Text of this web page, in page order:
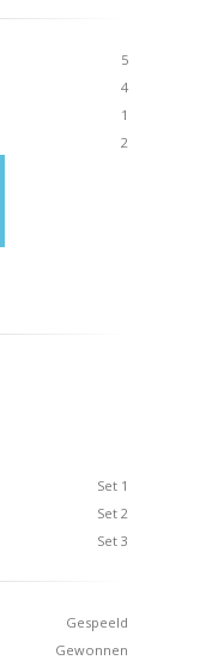
5
4
1
2
Set 1
Set 2
Set 3
Gespeeld
Gewonnen